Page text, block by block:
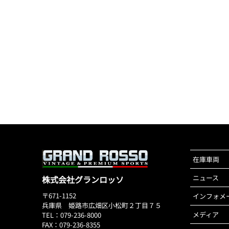
株式会社グランロッソ
〒671-1152
兵庫県 姫路市広畑区小松町２丁目７５
TEL：079-236-8000
FAX：079-236-8355
在庫車両
ニュース
インフォメ
メディア